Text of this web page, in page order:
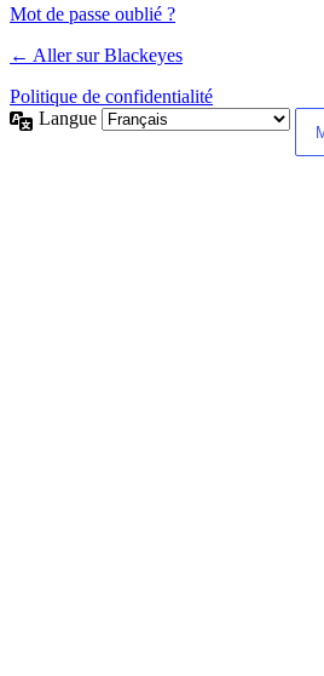
Mot de passe oublié ?
← Aller sur Blackeyes
Politique de confidentialité
Langue